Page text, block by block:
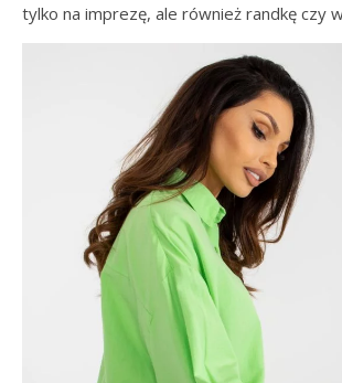
tylko na imprezę, ale również randkę czy